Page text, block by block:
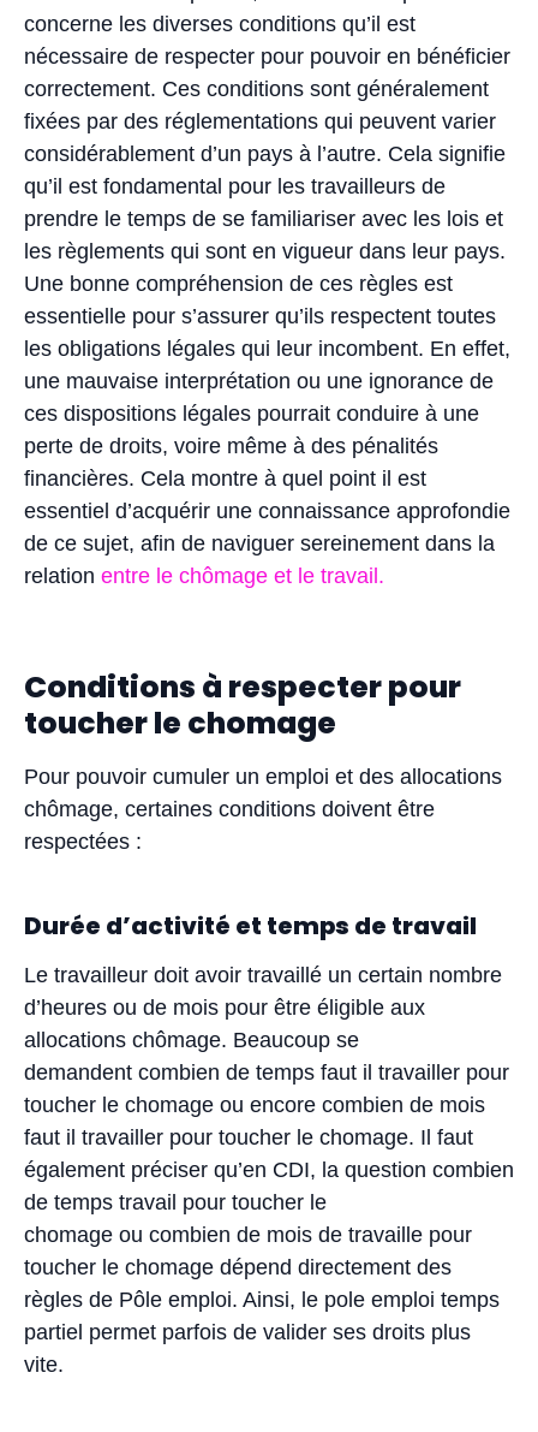
concerne les diverses conditions qu’il est
nécessaire de respecter pour pouvoir en bénéficier
correctement. Ces conditions sont généralement
fixées par des réglementations qui peuvent varier
considérablement d’un pays à l’autre. Cela signifie
qu’il est fondamental pour les travailleurs de
prendre le temps de se familiariser avec les lois et
les règlements qui sont en vigueur dans leur pays.
Une bonne compréhension de ces règles est
essentielle pour s’assurer qu’ils respectent toutes
les obligations légales qui leur incombent. En effet,
une mauvaise interprétation ou une ignorance de
ces dispositions légales pourrait conduire à une
perte de droits, voire même à des pénalités
financières. Cela montre à quel point il est
essentiel d’acquérir une connaissance approfondie
de ce sujet, afin de naviguer sereinement dans la
relation entre le chômage et le travail.
Conditions à respecter pour
toucher le chomage
Pour pouvoir cumuler un emploi et des allocations
chômage, certaines conditions doivent être
respectées :
Durée d’activité et temps de travail
Le travailleur doit avoir travaillé un certain nombre
d’heures ou de mois pour être éligible aux
allocations chômage. Beaucoup se
demandent combien de temps faut il travailler pour
toucher le chomage ou encore combien de mois
faut il travailler pour toucher le chomage. Il faut
également préciser qu’en CDI, la question combien
de temps travail pour toucher le
chomage ou combien de mois de travaille pour
toucher le chomage dépend directement des
règles de Pôle emploi. Ainsi, le pole emploi temps
partiel permet parfois de valider ses droits plus
vite.